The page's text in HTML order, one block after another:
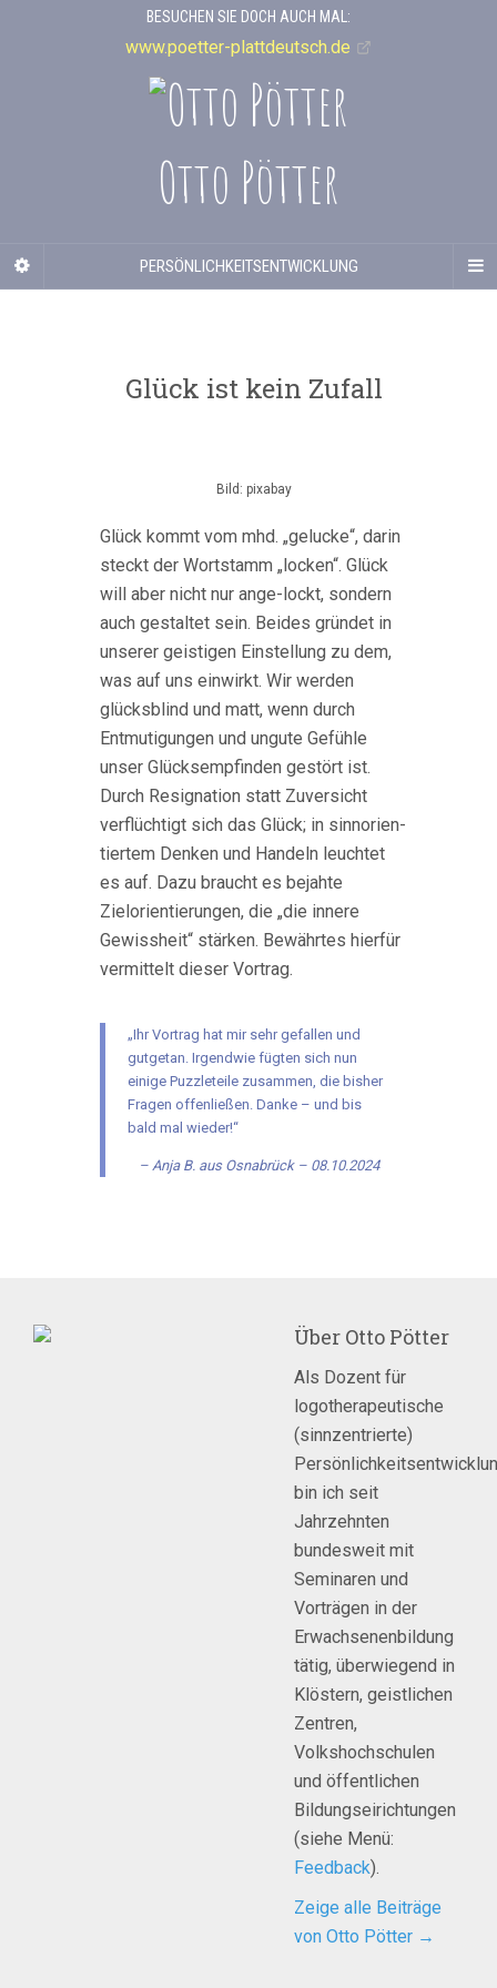
BESUCHEN SIE DOCH AUCH MAL:
www.poetter-plattdeutsch.de
Otto Pötter
PERSÖNLICHKEITSENTWICKLUNG
Glück ist kein Zufall
Bild: pixabay
Glück kommt vom mhd. „gelucke“, darin
steckt der Wortstamm „locken“. Glück
will aber nicht nur ange-lockt, sondern
auch gestaltet sein. Beides gründet in
unserer geistigen Einstellung zu dem,
was auf uns einwirkt. Wir werden
glücksblind und matt, wenn durch
Entmutigungen und ungute Gefühle
unser Glücksempfinden gestört ist.
Durch Resignation statt Zuversicht
verflüchtigt sich das Glück; in sinnorien-
tiertem Denken und Handeln leuchtet
es auf. Dazu braucht es bejahte
Zielorientierungen, die „die innere
Gewissheit“ stärken. Bewährtes hierfür
vermittelt dieser Vortrag.
„Ihr Vortrag hat mir sehr gefallen und
gutgetan. Irgendwie fügten sich nun
einige Puzzleteile zusammen, die bisher
Fragen offenließen. Danke – und bis
bald mal wieder!“
Anja B. aus Osnabrück – 08.10.2024
Über Otto Pötter
Als Dozent für
logotherapeutische
(sinnzentrierte)
bin ich seit
Jahrzehnten
bundesweit mit
Seminaren und
Vorträgen in der
Erwachsenenbildung
tätig, überwiegend in
Klöstern, geistlichen
Zentren,
Volkshochschulen
und öffentlichen
Bildungseirichtungen
(siehe Menü:
Feedback).
Zeige alle Beiträge
von Otto Pötter →